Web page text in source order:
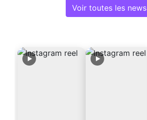
Voir toutes les news